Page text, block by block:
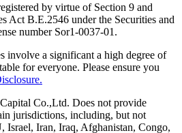
by virtue of Section 9 and
Act B.E.2546 under the Securities and
number Sor1-0037-01.
involve a significant a high degree of
for everyone. Please ensure you
Co.,Ltd. Does not provide
jurisdictions, including, but not
Israel, Iran, Iraq, Afghanistan, Congo,